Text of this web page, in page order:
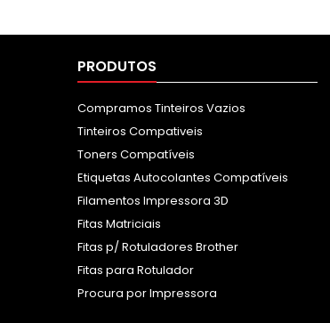
PRODUTOS
Compramos Tinteiros Vazios
Tinteiros Compativeis
Toners Compatíveis
Etiquetas Autocolantes Compatíveis
Filamentos Impressora 3D
Fitas Matriciais
Fitas p/ Rotuladores Brother
Fitas para Rotulador
Procura por Impressora